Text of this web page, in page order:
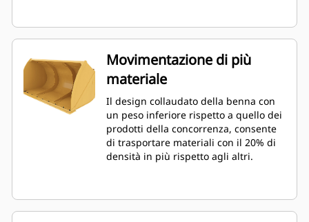
Movimentazione di più
materiale
Il design collaudato della benna con
un peso inferiore rispetto a quello dei
prodotti della concorrenza, consente
di trasportare materiali con il 20% di
densità in più rispetto agli altri.